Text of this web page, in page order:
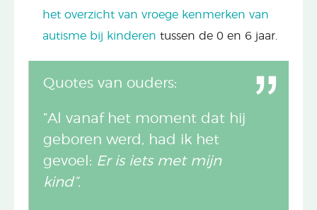
het overzicht van vroege kenmerken van
autisme bij kinderen tussen de 0 en 6 jaar.
Quotes van ouders:
“Al vanaf het moment dat hij
geboren werd, had ik het
gevoel: Er is iets met mijn
kind”.